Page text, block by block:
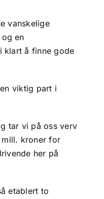
vanskelige
en
klart å finne gode
viktig part i
tar vi på oss verv
kroner for
her på
etablert to